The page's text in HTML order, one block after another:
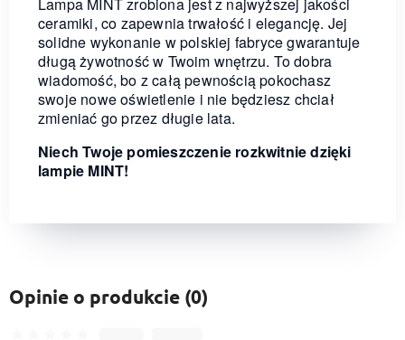
ceramiki, co zapewnia trwałość i elegancję. Jej
solidne wykonanie w polskiej fabryce gwarantuje
długą żywotność w Twoim wnętrzu. To dobra
wiadomość, bo z całą pewnością pokochasz
swoje nowe oświetlenie i nie będziesz chciał
zmieniać go przez długie lata.
Niech Twoje pomieszczenie rozkwitnie dzięki
lampie MINT!
Opinie o produkcie (0)